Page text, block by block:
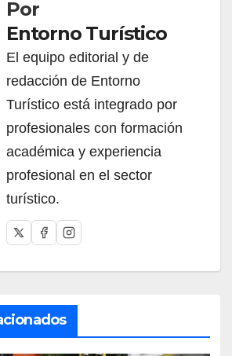
Por
Entorno Turístico
El equipo editorial y de
redacción de Entorno
Turístico está integrado por
profesionales con formación
académica y experiencia
profesional en el sector
turístico.